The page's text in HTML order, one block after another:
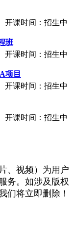
开课时间 ： 招生中
班
开课时间 ： 招生中
项目
开课时间 ： 招生中
开课时间 ： 招生中
、视频）为用户
务。如涉及版权
们将立即删除！